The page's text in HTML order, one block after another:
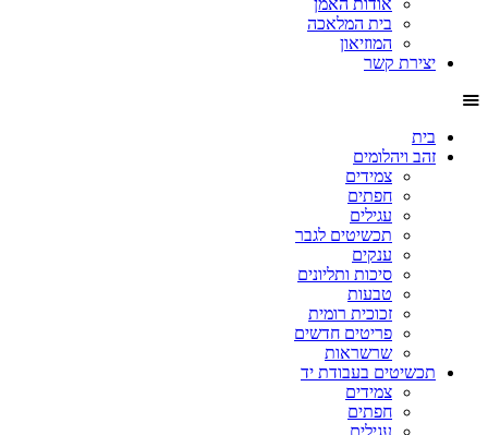
אודות האמן
בית המלאכה
המוזיאון
יצירת קשר
בית
זהב ויהלומים
צמידים
חפתים
עגילים
תכשיטים לגבר
ענקים
סיכות ותליונים
טבעות
זכוכית רומית
פריטים חדשים
שרשראות
תכשיטים בעבודת יד
צמידים
חפתים
עגילים